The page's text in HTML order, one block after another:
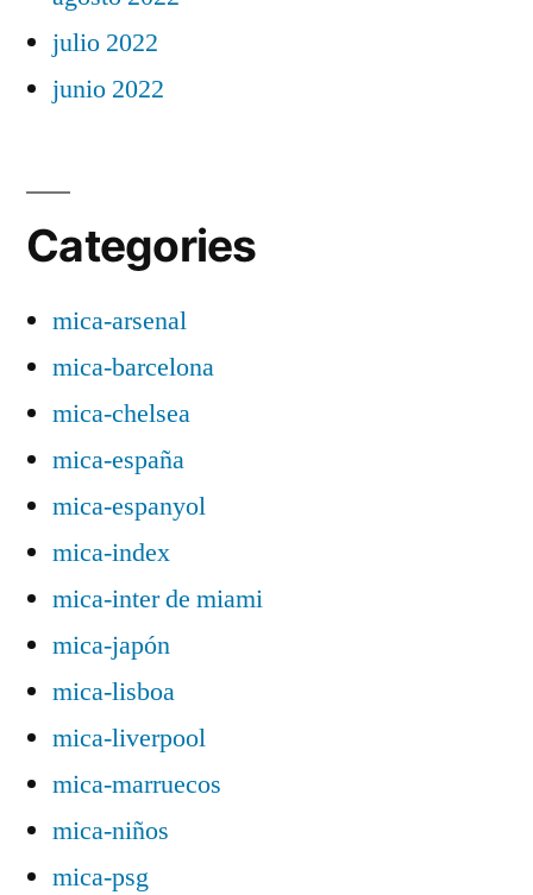
julio 2022
junio 2022
Categories
mica-arsenal
mica-barcelona
mica-chelsea
mica-españa
mica-espanyol
mica-index
mica-inter de miami
mica-japón
mica-lisboa
mica-liverpool
mica-marruecos
mica-niños
mica-psg